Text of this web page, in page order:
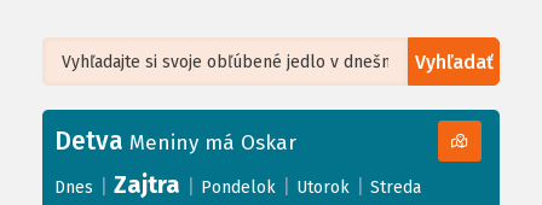
Vyhľadať
+
−
Leaflet| ©OpenStreetMap, Tiles courtesy ofHumanitarian OpenStreetMap
Detva Meniny má Oskar
Dnes Zajtra Pondelok Utorok Streda